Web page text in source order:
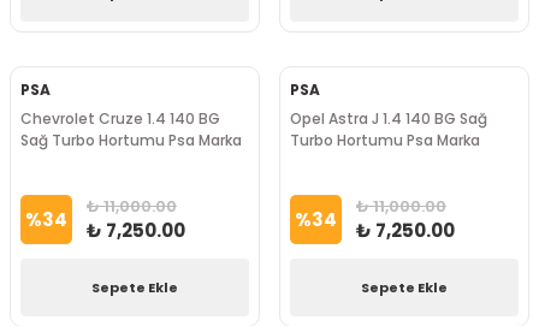
PSA
Chevrolet Cruze 1.4 140 BG
Sağ Turbo Hortumu Psa Marka
%34 ₺ 11,000.00
₺ 7,250.00
Sepete Ekle
PSA
Opel Astra J 1.4 140 BG Sağ
Turbo Hortumu Psa Marka
%34 ₺ 11,000.00
₺ 7,250.00
Sepete Ekle